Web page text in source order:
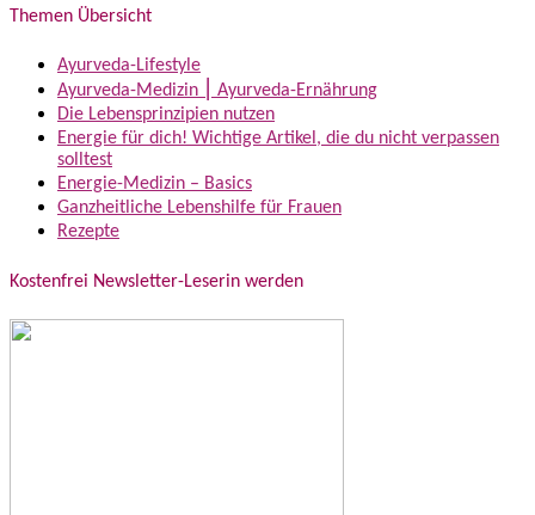
Themen Übersicht
Ayurveda-Lifestyle
Ayurveda-Medizin ⎮ Ayurveda-Ernährung
Die Lebensprinzipien nutzen
Energie für dich! Wichtige Artikel, die du nicht verpassen
solltest
Energie-Medizin – Basics
Ganzheitliche Lebenshilfe für Frauen
Rezepte
Kostenfrei Newsletter-Leserin werden